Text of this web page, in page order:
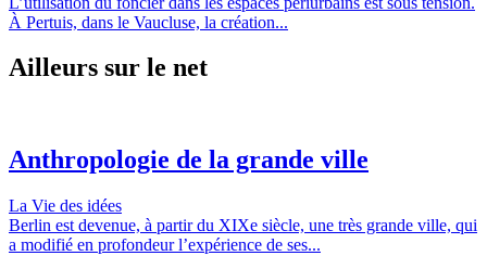
À Pertuis, dans le Vaucluse, la création...
Ailleurs sur le net
Anthropologie de la grande ville
La Vie des idées
Berlin est devenue, à partir du XIXe siècle, une très grande ville, qui
a modifié en profondeur l’expérience de ses...